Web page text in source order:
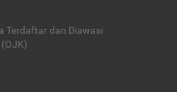
Terdaftar dan Diawasi